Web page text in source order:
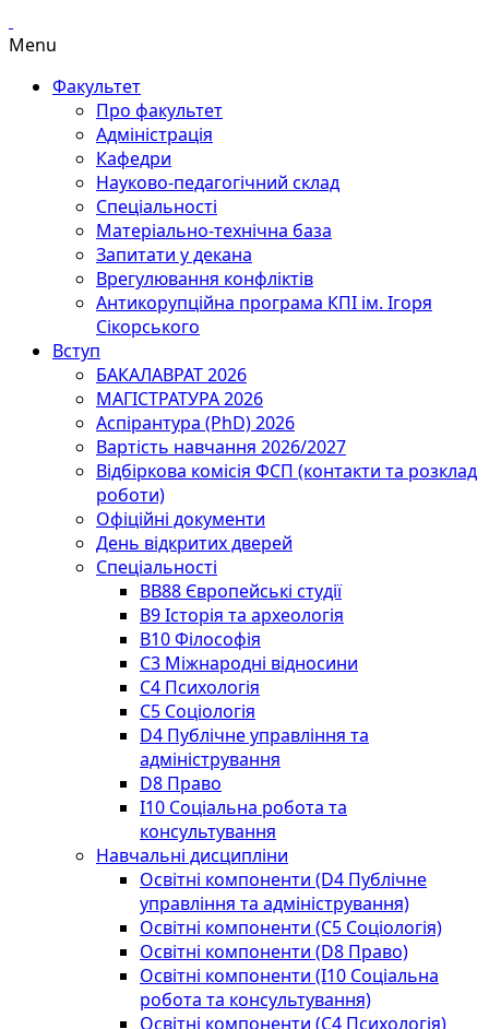
Menu
Факультет
Про факультет
Адміністрація
Кафедри
Науково-педагогічний склад
Спеціальності
Матеріально-технічна база
Запитати у декана
Врегулювання конфліктів
Антикорупційна програма КПІ ім. Ігоря
Сікорського
Вступ
БАКАЛАВРАТ 2026
МАГІСТРАТУРА 2026
Аспірантура (PhD) 2026
Вартість навчання 2026/2027
Відбіркова комісія ФСП (контакти та розклад
роботи)
Офіційні документи
День відкритих дверей
Спеціальності
BВ88 Європейські студії
B9 Історія та археологія
B10 Філософія
C3 Міжнародні відносини
C4 Психологія
С5 Соціологія
D4 Публічне управління та
адміністрування
D8 Право
I10 Соціальна робота та
консультування
Навчальні дисципліни
Освітні компоненти (D4 Публічне
управління та адміністрування)
Освітні компоненти (С5 Соціологія)
Освітні компоненти (D8 Право)
Освітні компоненти (I10 Соціальна
робота та консультування)
Освітні компоненти (С4 Психологія)